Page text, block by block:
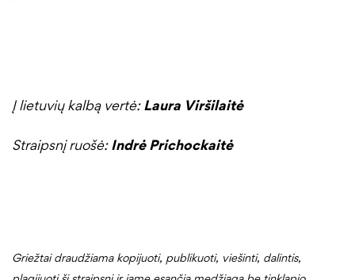
Į lietuvių kalbą vertė:Laura Viršilaitė
Straipsnį ruošė:Indrė Prichockaitė
Griežtai draudžiama kopijuoti, publikuoti, viešinti, dalintis,